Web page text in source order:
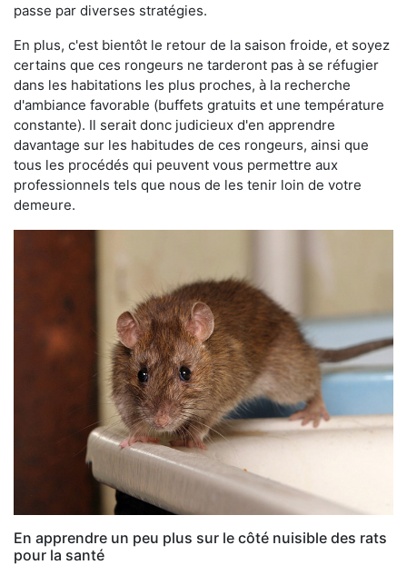
passe par diverses stratégies.
En plus, c'est bientôt le retour de la saison froide, et soyez
certains que ces rongeurs ne tarderont pas à se réfugier
dans les habitations les plus proches, à la recherche
d'ambiance favorable (buffets gratuits et une température
constante). Il serait donc judicieux d'en apprendre
davantage sur les habitudes de ces rongeurs, ainsi que
tous les procédés qui peuvent vous permettre aux
professionnels tels que nous de les tenir loin de votre
demeure.
En apprendre un peu plus sur le côté nuisible des rats
pour la santé